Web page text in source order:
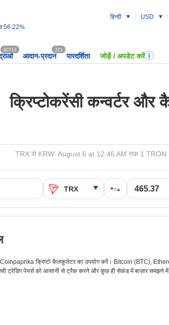
56.22%
हिन्दी USD
60713
आदान-प्रदान
373
पारदर्शिता जोड़ें / अपडेट करें
क्रिप्टोकरेंसी कन्वर्टर
TRX से KRW: August 6 at 12:46 AM तक 1 TRON
Coinpaprika क्रिप्टो कैलकुलेटर का उपयोग करें। Bitcoin (BTC),
ट्रेडिंग पेयर्स को आसानी से ट्रैक करने और कुछ ही सेकंड में बाज़ार समझने